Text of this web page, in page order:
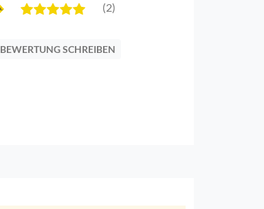
(2)
BEWERTUNG SCHREIBEN